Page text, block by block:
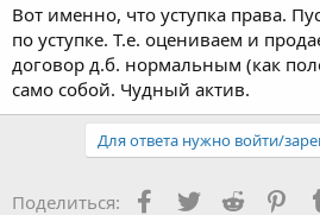
Вот именно, что уступка права.
по уступке. Т.е. оцениваем и
договор д.б. нормальным (как
само собой. Чудный актив.
Для ответа нужно войти/
Поделиться: Facebook
TwitterReddit